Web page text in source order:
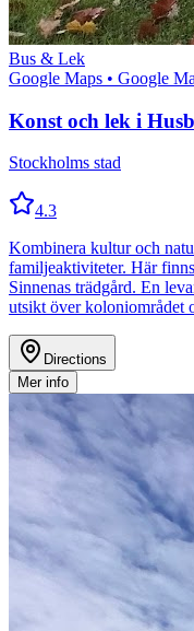
Bus & Lek
Google Maps • Google
Konst och lek i
Stockholms stad
4.3
Kombinera kultur och
familjeaktiviteter. Här
Sinnenas trädgård. En
utsikt över koloniområdet
Directions
Mer info